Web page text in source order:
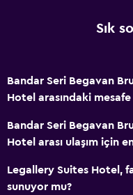
Sık
Bandar Seri Begavan
Hotel arasındaki mesafe
Bandar Seri Begavan
Hotel arası ulaşım için
Legallery Suites Hotel,
sunuyor mu?